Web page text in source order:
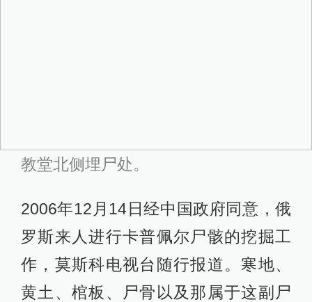
教堂北侧埋尸处。
2006年12月14日经中国政府同意，俄
罗斯来人进行卡普佩尔尸骸的挖掘工
作，莫斯科电视台随行报道。寒地、
黄土、棺板、尸骨以及那属于这副尸